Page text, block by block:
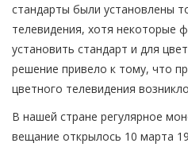
стандарты были установлены
телевидения, хотя некоторые
установить стандарт и для
решение привело к тому, что
цветного телевидения
В нашей стране регулярное
вещание открылось 10 марта